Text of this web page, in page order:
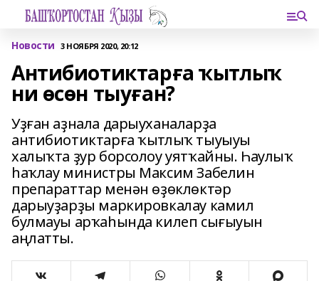
Новости 3 НОЯБРЯ 2020, 20:12
Антибиотиктарға ҡытлыҡ
ни өсөн тыуған?
Уҙған аҙнала дарыуханаларҙа
антибиотиктарға ҡытлыҡ тыуыуы
халыҡта ҙур борсолоу уятҡайны. Һаулыҡ
һаҡлау министры Максим Забелин
препараттар менән өҙөклөктәр
дарыуҙарҙы маркировкалау камил
булмауы арҡаһында килеп сығыуын
аңлатты.